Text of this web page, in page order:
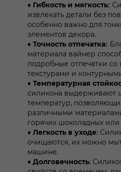
♦ Гибкость и мягкость:
извлекать детали без
особенно важно для
элементов декора.
♦ Точность отпечатка:
материала вайнер
подробные отпечатки
текстурами и
♦ Температурная
силикона выдерживают
температур,
различными
горячих шоколадных
♦ Легкость в уходе:
очищаются, их можно
машине.
♦ Долговечность: